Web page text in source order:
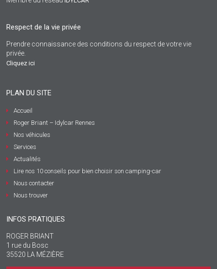
Respect de la vie privée
Prendre connaissance des conditions du respect de votre vie
privée.
Cliquez ici
PLAN DU SITE
Accueil
Roger Briant – Idylcar Rennes
Nos véhicules
Services
Actualités
Lire nos 10 conseils pour bien choisir son camping-car
Nous contacter
Nous trouver
INFOS PRATIQUES
ROGER BRIANT
1 rue du Bosc
35520 LA MÉZIÈRE